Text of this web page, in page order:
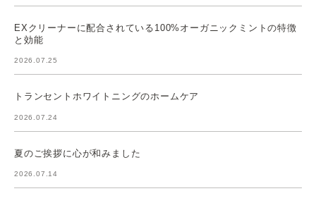
EXクリーナーに配合されている100%オーガニックミントの特徴
と効能
2026.07.25
トランセントホワイトニングのホームケア
2026.07.24
夏のご挨拶に心が和みました
2026.07.14